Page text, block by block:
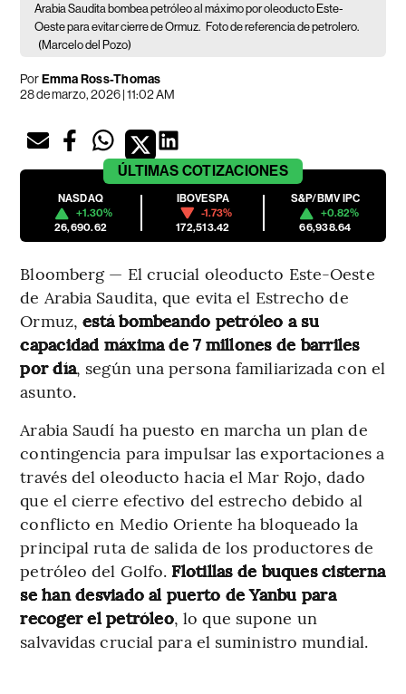
Arabia Saudita bombea petróleo al máximo por oleoducto Este-
Oeste para evitar cierre de Ormuz. Foto de referencia de petrolero.
(Marcelo del Pozo)
PorEmma Ross-Thomas
28 de marzo, 2026 | 11:02 AM
ÚLTIMAS COTIZACIONES
NASDAQ
+1.30%
26,690.62
IBOVESPA
-1.73%
172,513.42
S&P/BMV IPC
+0.82%
66,938.64
Bloomberg — El crucial oleoducto Este-Oeste
de Arabia Saudita, que evita el Estrecho de
Ormuz,está bombeando petróleo a su
capacidad máxima de 7 millones de barriles
por día, según una persona familiarizada con el
asunto.
Arabia Saudí ha puesto en marcha un plan de
contingencia para impulsar las exportaciones a
través del oleoducto hacia el Mar Rojo, dado
que el cierre efectivo del estrecho debido al
conflicto en Medio Oriente ha bloqueado la
principal ruta de salida de los productores de
petróleo del Golfo. Flotillas de buques cisterna
se han desviado al puerto de Yanbu para
recoger el petróleo, lo que supone un
salvavidas crucial para el suministro mundial.